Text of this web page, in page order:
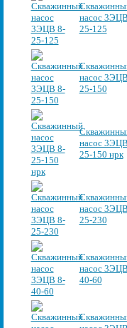
насос
25-125
насос
25-150
насос
25-150 нрк
насос
25-230
насос
40-60